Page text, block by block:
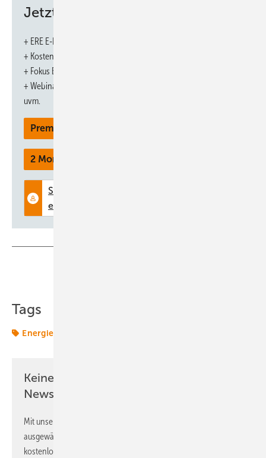
Jetzt weiterlesen und profitieren.
+ ERE E-Paper-Ausgabe – jeden Monat neu
+ Kostenfreien Zugang zu unserem Online-Archiv
+ Fokus ERE: Sonderhefte (PDF)
+ Webinare und Veranstaltungen mit Rabatten
uvm.
Premium Mitgliedschaft
2 Monate kostenlos testen
Tags
Energiemarkt
Keine Zeit? Kein Problem mit dem ERE
Newsletter!
Mit unserem Newsletter erhalten Sie regelmäßig von uns
ausgewählte Informationen und Neuigkeiten, gebündelt und
kostenlos direkt ins Postfach.